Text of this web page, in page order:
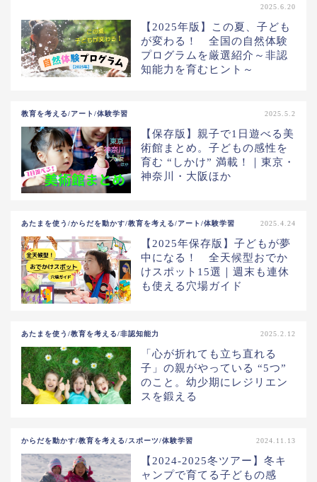
2025.6.20
【2025年版】この夏、子ども
が変わる！ 全国の自然体験
プログラムを厳選紹介～非認
知能力を育むヒント～
教育を考える/アート/体験学習 2025.5.2
【保存版】親子で1日遊べる美
術館まとめ。子どもの感性を
育む “しかけ” 満載！｜東京・
神奈川・大阪ほか
あたまを使う/からだを動かす/教育を考える/アート/体験学習 2025.4.24
【2025年保存版】子どもが夢
中になる！ 全天候型おでか
けスポット15選｜週末も連休
も使える穴場ガイド
あたまを使う/教育を考える/非認知能力 2025.2.12
「心が折れても立ち直れる
子」の親がやっている “5つ”
のこと。幼少期にレジリエン
スを鍛える
からだを動かす/教育を考える/スポーツ/体験学習 2024.11.13
【2024-2025冬ツアー】冬キ
ャンプで育てる子どもの感